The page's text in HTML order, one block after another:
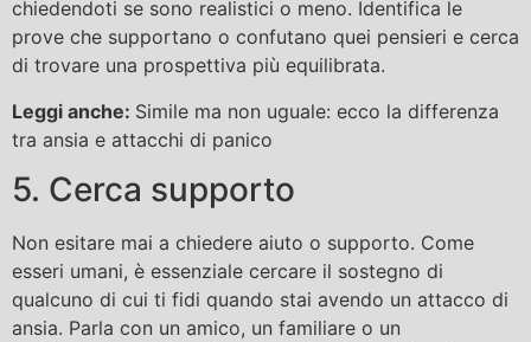
chiedendoti se sono realistici o meno. Identifica le
prove che supportano o confutano quei pensieri e cerca
di trovare una prospettiva più equilibrata.
Leggi anche: Simile ma non uguale: ecco la differenza
tra ansia e attacchi di panico
5. Cerca supporto
Non esitare mai a chiedere aiuto o supporto. Come
esseri umani, è essenziale cercare il sostegno di
qualcuno di cui ti fidi quando stai avendo un attacco di
ansia. Parla con un amico, un familiare o un